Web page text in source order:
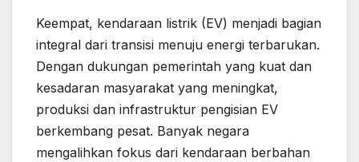
Keempat, kendaraan listrik (EV) menjadi bagian
integral dari transisi menuju energi terbarukan.
Dengan dukungan pemerintah yang kuat dan
kesadaran masyarakat yang meningkat,
produksi dan infrastruktur pengisian EV
berkembang pesat. Banyak negara
mengalihkan fokus dari kendaraan berbahan